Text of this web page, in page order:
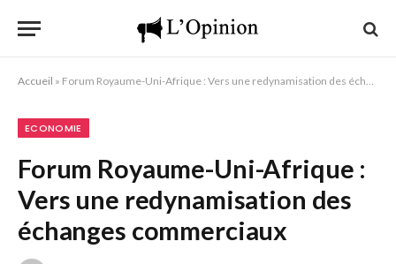
Accueil » Forum Royaume-Uni-Afrique : Vers une redynamisation des échanges commerciaux
ECONOMIE
Forum Royaume-Uni-Afrique :
Vers une redynamisation des
échanges commerciaux